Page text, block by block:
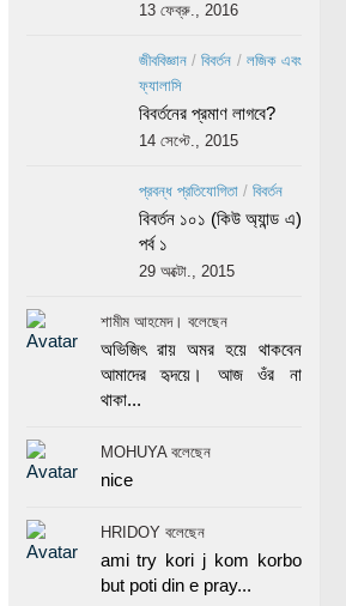
13 ফেব্রু., 2016
জীববিজ্ঞান/বিবর্তন /লজিক এবং
ফ্যালাসি
বিবর্তনের প্রমাণ লাগবে?
14 সেপ্টে., 2015
প্রবন্ধ প্রতিযোগিতা/ বিবর্তন
বিবর্তন ১০১ (কিউ অ্যান্ড এ)
পর্ব ১
29 অক্টো., 2015
শামীম আহমেদ। বলেছেন
অভিজিৎ রায় অমর হয়ে থাকবেন
আমাদের হৃদয়ে। আজ ওঁর না
থাকা...
MOHUYA বলেছেন
nice
HRIDOY বলেছেন
ami try kori j kom korbo
but poti din e pray...